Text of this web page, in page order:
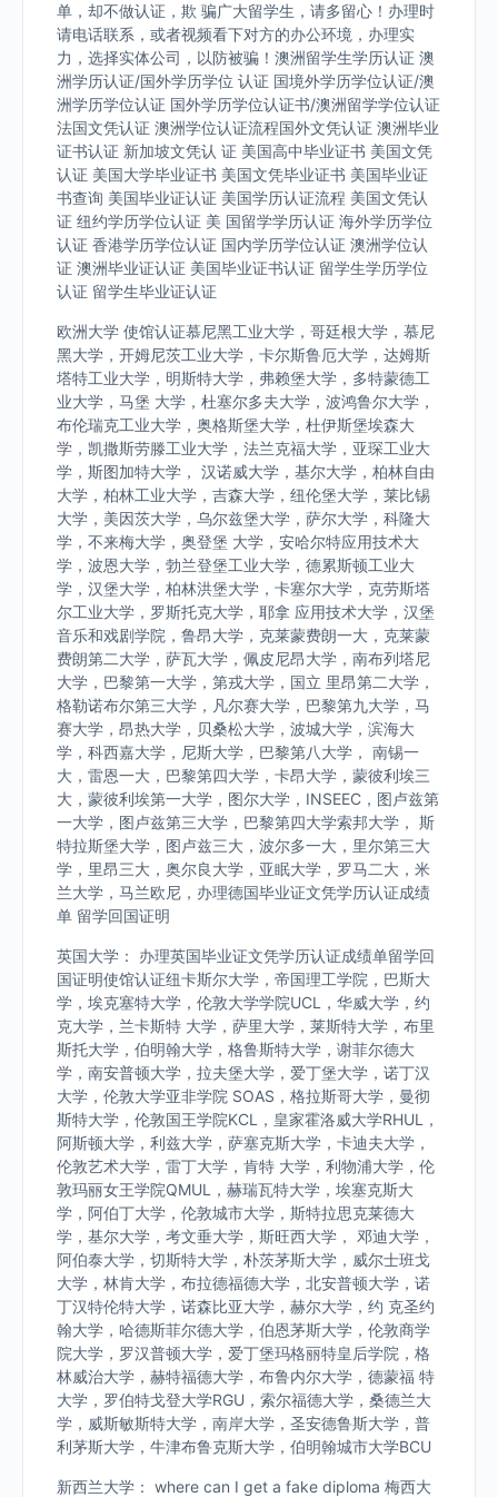
单，却不做认证，欺 骗广大留学生，请多留心！办理时
请电话联系，或者视频看下对方的办公环境，办理实
力，选择实体公司，以防被骗！澳洲留学生学历认证 澳
洲学历认证/国外学历学位 认证 国境外学历学位认证/澳
洲学历学位认证 国外学历学位认证书/澳洲留学学位认证
法国文凭认证 澳洲学位认证流程国外文凭认证 澳洲毕业
证书认证 新加坡文凭认 证 美国高中毕业证书 美国文凭
认证 美国大学毕业证书 美国文凭毕业证书 美国毕业证
书查询 美国毕业证认证 美国学历认证流程 美国文凭认
证 纽约学历学位认证 美 国留学学历认证 海外学历学位
认证 香港学历学位认证 国内学历学位认证 澳洲学位认
证 澳洲毕业证认证 美国毕业证书认证 留学生学历学位
认证 留学生毕业证认证
欧洲大学 使馆认证慕尼黑工业大学，哥廷根大学，慕尼
黑大学，开姆尼茨工业大学，卡尔斯鲁厄大学，达姆斯
塔特工业大学，明斯特大学，弗赖堡大学，多特蒙德工
业大学，马堡 大学，杜塞尔多夫大学，波鸿鲁尔大学，
布伦瑞克工业大学，奥格斯堡大学，杜伊斯堡埃森大
学，凯撒斯劳滕工业大学，法兰克福大学，亚琛工业大
学，斯图加特大学， 汉诺威大学，基尔大学，柏林自由
大学，柏林工业大学，吉森大学，纽伦堡大学，莱比锡
大学，美因茨大学，乌尔兹堡大学，萨尔大学，科隆大
学，不来梅大学，奥登堡 大学，安哈尔特应用技术大
学，波恩大学，勃兰登堡工业大学，德累斯顿工业大
学，汉堡大学，柏林洪堡大学，卡塞尔大学，克劳斯塔
尔工业大学，罗斯托克大学，耶拿 应用技术大学，汉堡
音乐和戏剧学院，鲁昂大学，克莱蒙费朗一大，克莱蒙
费朗第二大学，萨瓦大学，佩皮尼昂大学，南布列塔尼
大学，巴黎第一大学，第戎大学，国立 里昂第二大学，
格勒诺布尔第三大学，凡尔赛大学，巴黎第九大学，马
赛大学，昂热大学，贝桑松大学，波城大学，滨海大
学，科西嘉大学，尼斯大学，巴黎第八大学， 南锡一
大，雷恩一大，巴黎第四大学，卡昂大学，蒙彼利埃三
大，蒙彼利埃第一大学，图尔大学，INSEEC，图卢兹第
一大学，图卢兹第三大学，巴黎第四大学索邦大学， 斯
特拉斯堡大学，图卢兹三大，波尔多一大，里尔第三大
学，里昂三大，奥尔良大学，亚眠大学，罗马二大，米
兰大学，马兰欧尼，办理德国毕业证文凭学历认证成绩
单 留学回国证明
英国大学： 办理英国毕业证文凭学历认证成绩单留学回
国证明使馆认证纽卡斯尔大学，帝国理工学院，巴斯大
学，埃克塞特大学，伦敦大学学院UCL，华威大学，约
克大学，兰卡斯特 大学，萨里大学，莱斯特大学，布里
斯托大学，伯明翰大学，格鲁斯特大学，谢菲尔德大
学，南安普顿大学，拉夫堡大学，爱丁堡大学，诺丁汉
大学，伦敦大学亚非学院 SOAS，格拉斯哥大学，曼彻
斯特大学，伦敦国王学院KCL，皇家霍洛威大学RHUL，
阿斯顿大学，利兹大学，萨塞克斯大学，卡迪夫大学，
伦敦艺术大学，雷丁大学，肯特 大学，利物浦大学，伦
敦玛丽女王学院QMUL，赫瑞瓦特大学，埃塞克斯大
学，阿伯丁大学，伦敦城市大学，斯特拉思克莱德大
学，基尔大学，考文垂大学，斯旺西大学， 邓迪大学，
阿伯泰大学，切斯特大学，朴茨茅斯大学，威尔士班戈
大学，林肯大学，布拉德福德大学，北安普顿大学，诺
丁汉特伦特大学，诺森比亚大学，赫尔大学，约 克圣约
翰大学，哈德斯菲尔德大学，伯恩茅斯大学，伦敦商学
院大学，罗汉普顿大学，爱丁堡玛格丽特皇后学院，格
林威治大学，赫特福德大学，布鲁内尔大学，德蒙福 特
大学，罗伯特戈登大学RGU，索尔福德大学，桑德兰大
学，威斯敏斯特大学，南岸大学，圣安德鲁斯大学，普
利茅斯大学，牛津布鲁克斯大学，伯明翰城市大学BCU
新西兰大学： where can I get a fake diploma 梅西大